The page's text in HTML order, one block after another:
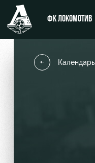
ФК ЛОКОМОТИВ
Календарь